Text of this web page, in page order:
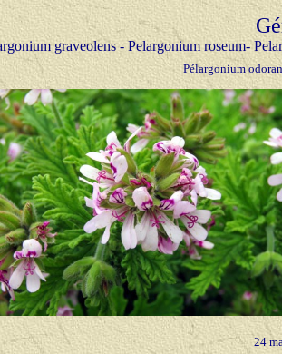
graveolens - Pelargonium roseum-
Pélargonium
24